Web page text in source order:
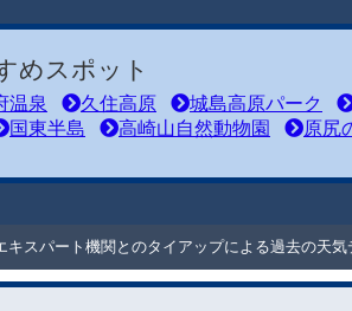
めスポット
温泉 久住高原 城島高原パーク
国東半島 高崎山自然動物園 原尻
スパート機関とのタイアップによる過去の天気